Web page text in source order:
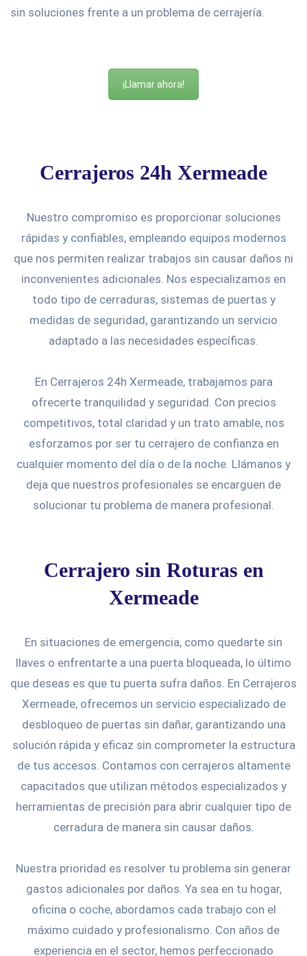
sin soluciones frente a un problema de cerrajería.
¡Llamar ahora!
Cerrajeros 24h Xermeade
Nuestro compromiso es proporcionar soluciones
rápidas y confiables, empleando equipos modernos
que nos permiten realizar trabajos sin causar daños ni
inconvenientes adicionales. Nos especializamos en
todo tipo de cerraduras, sistemas de puertas y
medidas de seguridad, garantizando un servicio
adaptado a las necesidades específicas.
En Cerrajeros 24h Xermeade, trabajamos para
ofrecerte tranquilidad y seguridad. Con precios
competitivos, total claridad y un trato amable, nos
esforzamos por ser tu cerrajero de confianza en
cualquier momento del día o de la noche. Llámanos y
deja que nuestros profesionales se encarguen de
solucionar tu problema de manera profesional.
Cerrajero sin Roturas en
Xermeade
En situaciones de emergencia, como quedarte sin
llaves o enfrentarte a una puerta bloqueada, lo último
que deseas es que tu puerta sufra daños. En Cerrajeros
Xermeade, ofrecemos un servicio especializado de
desbloqueo de puertas sin dañar, garantizando una
solución rápida y eficaz sin comprometer la estructura
de tus accesos. Contamos con cerrajeros altamente
capacitados que utilizan métodos especializados y
herramientas de precisión para abrir cualquier tipo de
cerradura de manera sin causar daños.
Nuestra prioridad es resolver tu problema sin generar
gastos adicionales por daños. Ya sea en tu hogar,
oficina o coche, abordamos cada trabajo con el
máximo cuidado y profesionalismo. Con años de
experiencia en el sector, hemos perfeccionado